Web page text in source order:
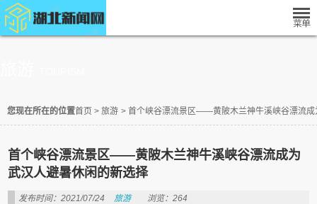
您现在所在的位置首页 > 旅游 > 首个峡谷漂流景区——黄陂木兰神牛溪峡谷漂流成
首个峡谷漂流景区——黄陂木兰神牛溪峡谷漂流成为
武汉人避暑休闲的新选择
发布时间：2021/07/24 旅游 浏览：264